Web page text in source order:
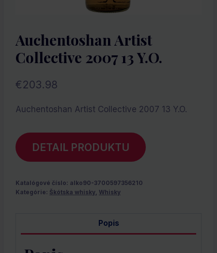
Auchentoshan Artist
Collective 2007 13 Y.O.
€203.98
Auchentoshan Artist Collective 2007 13 Y.O.
DETAIL PRODUKTU
Katalógové číslo: alko90-3700597356210
Kategórie: Škótska whisky, Whisky
Popis